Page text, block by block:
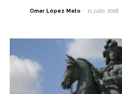
Omar López Mato - 11 julio, 2018